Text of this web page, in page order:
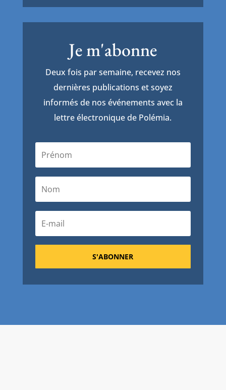
Je m'abonne
Deux fois par semaine, recevez nos
dernières publications et soyez
informés de nos événements avec la
lettre électronique de Polémia.
S'ABONNER